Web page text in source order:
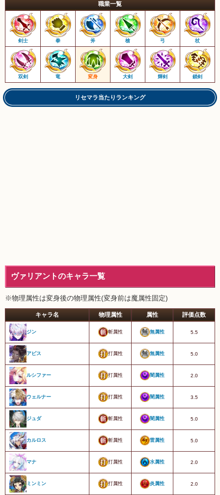
職業一覧
剣士 拳 斧 槍 弓 杖
双剣 竜 変身 大剣 輝剣 鎖剣
リセマラ当たりランキング
ヴァリアントのキャラ一覧
※物理属性は変身後の物理属性(変身前は魔属性固定)
キャラ名 物理属性 属性 評価点数
ジン 斬属性 無属性 5.5
アピス 打属性 無属性 5.0
ルシファー 打属性 闇属性 2.0
ウェルナー 打属性 闇属性 3.5
ジュダ 斬属性 闇属性 5.0
カルロス 斬属性 雷属性 5.0
マナ 打属性 水属性 2.0
ミンミン 打属性 炎属性 2.0